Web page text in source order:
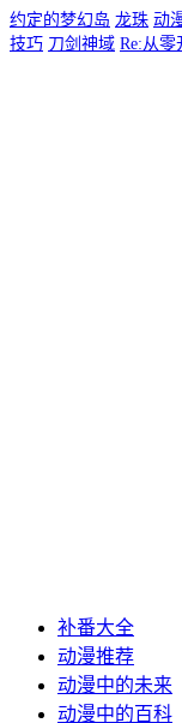
约定的梦幻岛 龙珠 动
技巧 刀剑神域 Re:从
补番大全
动漫推荐
动漫中的未来
动漫中的百科